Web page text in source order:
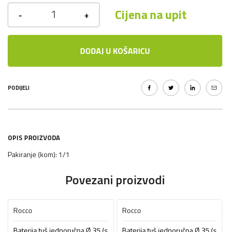
- + Cijena na upit
DODAJ U KOŠARICU
PODIJELI
OPIS PROIZVODA
Pakiranje (kom): 1/1
Povezani proizvodi
Rocco
Rocco